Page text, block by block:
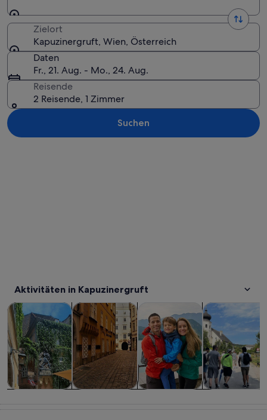
Zielort
Kapuzinergruft, Wien, Österreich
Daten
Fr., 21. Aug. - Mo., 24. Aug.
Reisende
2 Reisende, 1 Zimmer
Suchen
Aktivitäten in Kapuzinergruft
Touren und TagesausflügeWird in einem neuen Tab
Geschichte & Kultur Wird in einem neuen
Private & individuelle Touren
Essen,